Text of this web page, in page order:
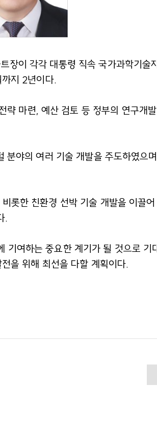
이 각각 대통령 직속 국가과학기술
지 2년이다.
마련, 예산 검토 등 정부의 연구개
야의 여러 기술 개발을 주도하였으
롯한 친환경 선박 기술 개발을 이끌
.
여하는 중요한 계기가 될 것으로
을 위해 최선을 다할 계획이다.